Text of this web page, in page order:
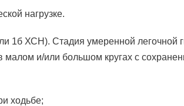
нагрузке.
1б ХСН). Стадия умеренной легочной
малом и/или большом кругах с
ходьбе;